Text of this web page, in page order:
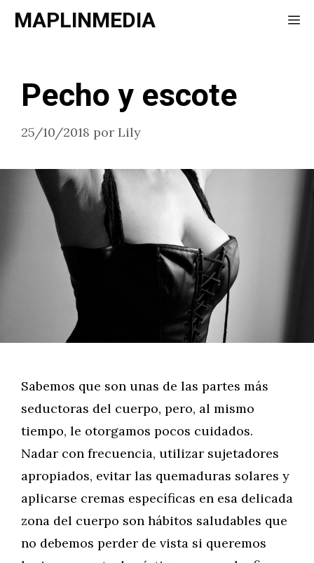
SaltarMAPLINMEDIA
Pecho y escote
25/10/2018 por Lily
Sabemos que son unas de las partes más
seductoras del cuerpo, pero, al mismo
tiempo, le otorgamos pocos cuidados.
Nadar con frecuencia, utilizar sujetadores
apropiados, evitar las quemaduras solares y
aplicarse cremas específicas en esa delicada
zona del cuerpo son hábitos saludables que
no debemos perder de vista si queremos